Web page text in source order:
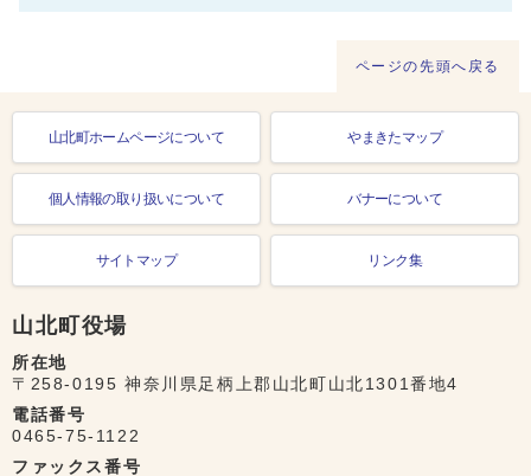
ページの先頭へ戻る
山北町ホームページについて やまきたマップ
個人情報の取り扱いについて バナーについて
サイトマップ リンク集
山北町役場
所在地
〒258-0195 神奈川県足柄上郡山北町山北1301番地4
電話番号
0465-75-1122
ファックス番号